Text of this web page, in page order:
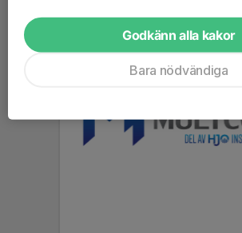
Godkänn alla kakor
Bara nödvändiga